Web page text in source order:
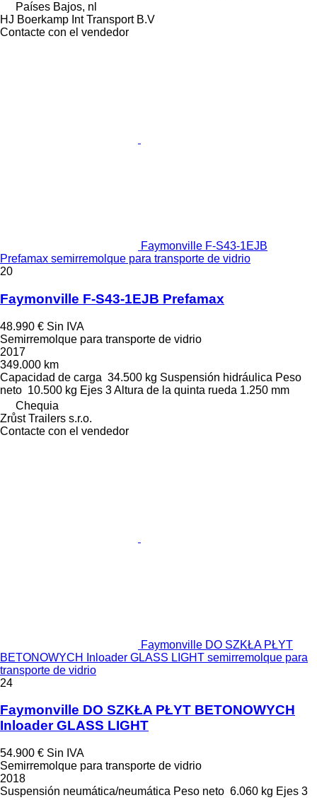
Países Bajos, nl
HJ Boerkamp Int Transport B.V
Contacte con el vendedor
Faymonville F-S43-1EJB
Prefamax semirremolque para transporte de vidrio
20
Faymonville F-S43-1EJB Prefamax
48.990 € Sin IVA
Semirremolque para transporte de vidrio
2017
349.000 km
Capacidad de carga 34.500 kg Suspensión hidráulica Peso
neto 10.500 kg Ejes 3Altura de la quinta rueda 1.250 mm
Chequia
Zrůst Trailers s.r.o.
Contacte con el vendedor
Faymonville DO SZKŁA PŁYT
BETONOWYCH Inloader GLASS LIGHT semirremolque para
transporte de vidrio
24
Faymonville DO SZKŁA PŁYT BETONOWYCH
Inloader GLASS LIGHT
54.900 € Sin IVA
Semirremolque para transporte de vidrio
2018
Suspensión neumática/neumática Peso neto 6.060 kg Ejes 3